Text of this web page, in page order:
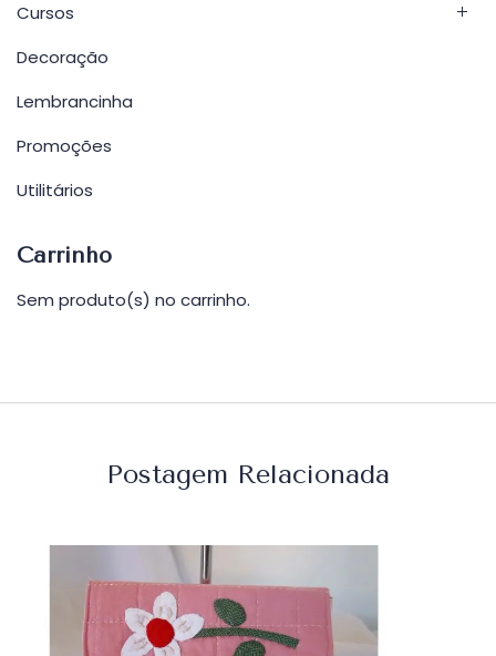
Cursos
Decoração
Lembrancinha
Promoções
Utilitários
Carrinho
Sem produto(s) no carrinho.
Postagem Relacionada